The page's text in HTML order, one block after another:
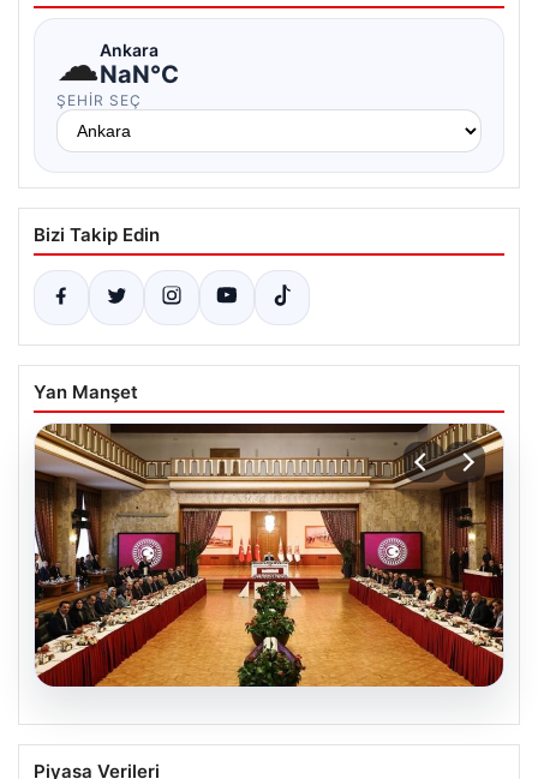
☁Ankara
NaN°C
ŞEHIR SEÇ
Bizi Takip Edin
Yan Manşet
05.08.2026
Çerçeve yasa nedir, neleri kapsıyor?
Piyasa Verileri